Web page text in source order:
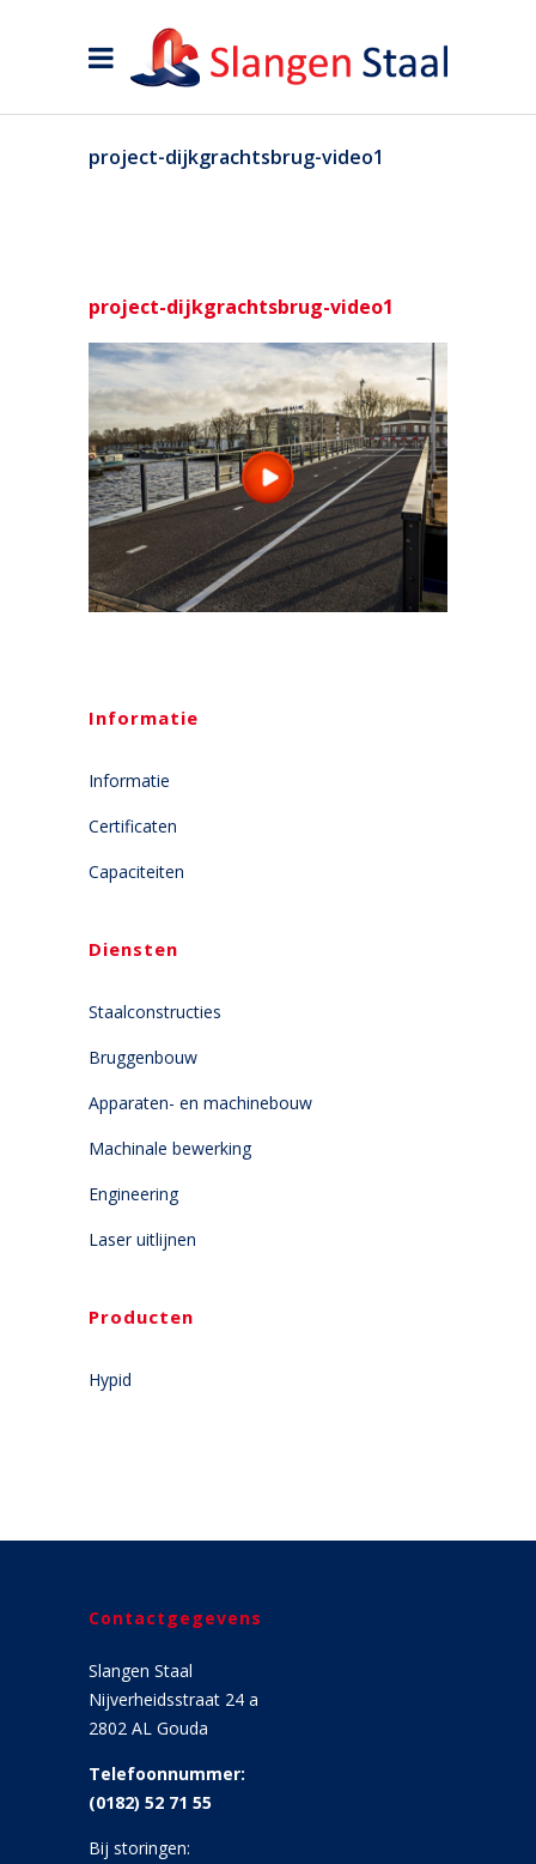
project-dijkgrachtsbrug-video1
project-dijkgrachtsbrug-video1
Informatie
Informatie
Certificaten
Capaciteiten
Diensten
Staalconstructies
Bruggenbouw
Apparaten- en machinebouw
Machinale bewerking
Engineering
Laser uitlijnen
Producten
Hypid
Contactgegevens
Slangen Staal
Nijverheidsstraat 24 a
2802 AL Gouda
Telefoonnummer:
(0182) 52 71 55
Bij storingen: